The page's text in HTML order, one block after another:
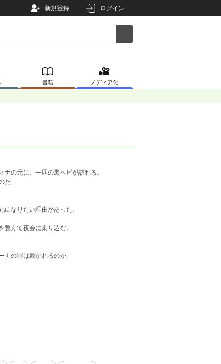
新規登録 ログイン
書籍 メディア化
の元に、一匹の黒ヘビが訪れる。
だ」
なりたい理由があった。
えて夜会に乗り込む。
の罪は裁かれるのか。